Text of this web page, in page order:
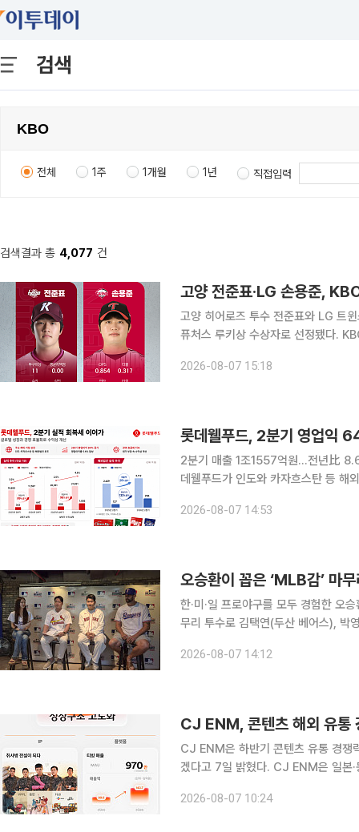
검색
전체 1주 1개월 1년 직접입력
검색결과 총 4,077 건
고양 전준표·LG 손용준,
고양 히어로즈 투수 전준표와 LG 트
퓨처스 루키상 수상자로 선정됐다. KBO는 7월 메디힐 퓨처스 루키상 투수 부문 수상자로 대체 선수
2026-08-07 15:18
롯데웰푸드, 2분기 영업익
2분기 매출 1조1557억원…전년比
데웰푸드가 인도와 카자흐스탄 등 해
성을 개선했다. 롯데웰푸드는
2026-08-07 14:53
오승환이 꼽은 ‘MLB감’ 마
한·미·일 프로야구를 모두 경험한 오
무리 투수로 김택연(두산 베어스), 박영현
“KBO리그에는 기본적으로 구속과 신
2026-08-07 14:12
CJ ENM, 콘텐츠 해외 유통
CJ ENM은 하반기 콘텐츠 유통 경쟁
겠다고 7일 밝혔다. CJ ENM은 일본·동남아·북미 등 기존 주력 시장에서 콘텐츠 볼륨딜과 개별 판
벗어나 전 세계 동시 공개와 현지 프
2026-08-07 10:24